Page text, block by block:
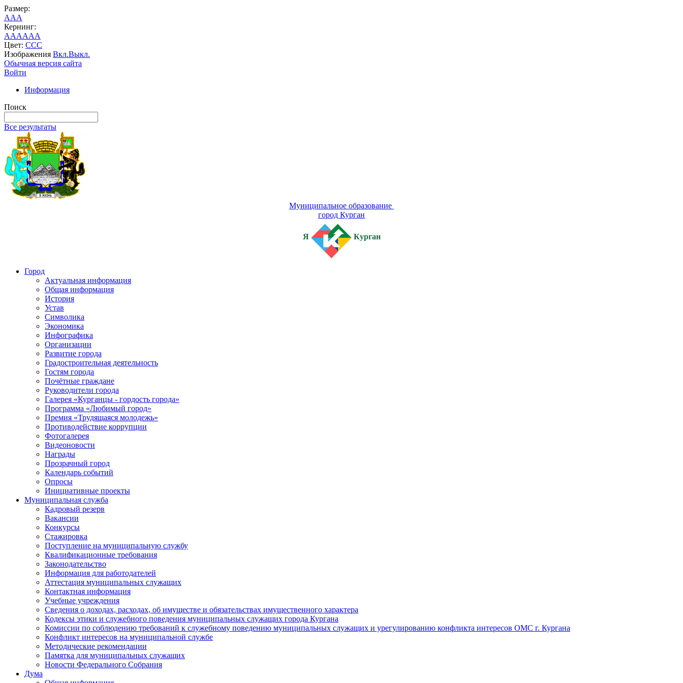
Размер:
AAA
Кернинг:
AAAAAA
Цвет: CCC
Изображения Вкл.Выкл.
Обычная версия сайта
Войти
Информация
Поиск
Все результаты
Муниципальное образование
город Курган
Я Курган
Город
Актуальная информация
Общая информация
История
Устав
Символика
Экономика
Инфографика
Организации
Развитие города
Градостроительная деятельность
Гостям города
Почётные граждане
Руководители города
Галерея «Курганцы - гордость города»
Программа «Любимый город»
Премия «Трудящаяся молодежь»
Противодействие коррупции
Фотогалерея
Видеоновости
Награды
Прозрачный город
Календарь событий
Опросы
Инициативные проекты
Муниципальная служба
Кадровый резерв
Вакансии
Конкурсы
Стажировка
Поступление на муниципальную службу
Квалификационные требования
Законодательство
Информация для работодателей
Аттестация муниципальных служащих
Контактная информация
Учебные учреждения
Сведения о доходах, расходах, об имуществе и обязательствах имущественного характера
Кодексы этики и служебного поведения муниципальных служащих города Кургана
Комиссии по соблюдению требований к служебному поведению муниципальных служащих и урегулированию конфликта интересов ОМС г. Кургана
Конфликт интересов на муниципальной службе
Методические рекомендации
Памятка для муниципальных служащих
Новости Федерального Cобрания
Дума